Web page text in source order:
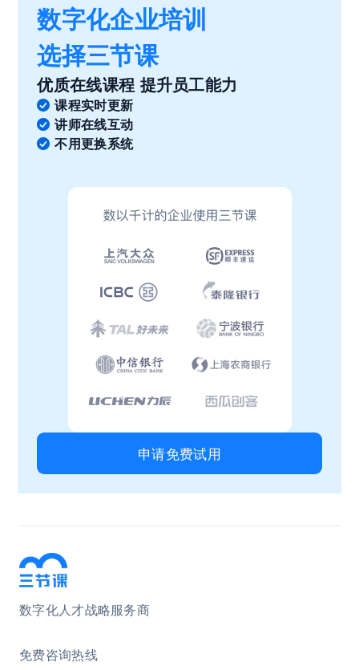
数字化企业培训
选择三节课
优质在线课程 提升员工能力
课程实时更新
讲师在线互动
不用更换系统
申请免费试用
数字化人才战略服务商
免费咨询热线